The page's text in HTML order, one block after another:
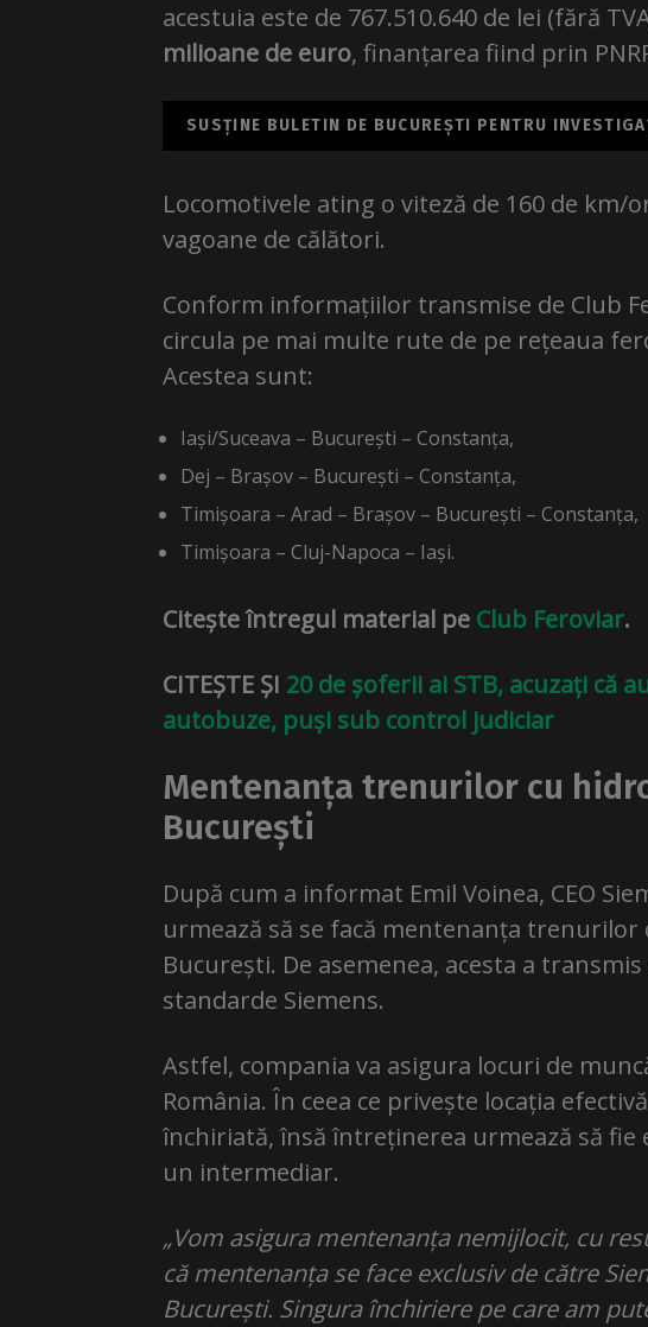
acestuia este de 767.510.640 de lei (fără
milioane de euro, finanțarea fiind prin
SUSȚINE BULETIN DE BUCUREȘTI PENTRU
Locomotivele ating o viteză de 160 de km/
vagoane de călători.
Conform informațiilor transmise de Club
circula pe mai multe rute de pe rețeaua
Acestea sunt:
Iași/Suceava – București – Constanța,
Dej – Brașov – București – Constanța,
Timișoara – Arad – Brașov – București – Constanța,
Timișoara – Cluj-Napoca – Iași.
Citește întregul material pe Club Feroviar.
CITEȘTE ȘI 20 de șoferii ai STB, acuzați că
autobuze, puși sub control judiciar
Mentenanța trenurilor cu
București
După cum a informat Emil Voinea, CEO
urmează să se facă mentenanța trenurilor
București. De asemenea, acesta a
standarde Siemens.
Astfel, compania va asigura locuri de
România. În ceea ce privește locația
închiriată, însă întreținerea urmează să
un intermediar.
„Vom asigura mentenanța nemijlocit, cu
că mentenanța se face exclusiv de către
București. Singura închiriere pe care am